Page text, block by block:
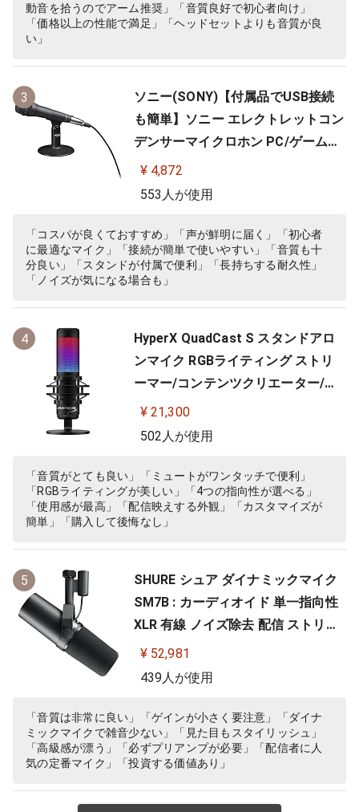
動音を拾うのでアーム推奨」「音質良好で初心者向け」
「価格以上の性能で満足」「ヘッドセットよりも音質が良
い」
3
ソニー(SONY)【付属品でUSB接続
も簡単】ソニー エレクトレットコン
デンサーマイクロホン PC/ゲーム用
ECM-PCV80U
¥ 4,872
553人が使用
「コスパが良くておすすめ」「声が鮮明に届く」「初心者
に最適なマイク」「接続が簡単で使いやすい」「音質も十
分良い」「スタンドが付属で便利」「長持ちする耐久性」
「ノイズが気になる場合も」
4
HyperX QuadCast S スタンドアロ
ンマイク RGBライティング ストリ
ーマー/コンテンツクリエーター/ゲ
ーマー向け/PC,PS4使用可能 2年保
証 HMIQ1S-XX-RG/G (4P5P7AA)
¥ 21,300
502人が使用
「音質がとても良い」「ミュートがワンタッチで便利」
「RGBライティングが美しい」「4つの指向性が選べる」
「使用感が最高」「配信映えする外観」「カスタマイズが
簡単」「購入して後悔なし」
5
SHURE シュア ダイナミックマイク
SM7B : カーディオイド 単一指向性
XLR 有線 ノイズ除去 配信 ストリー
ミング 音声 音楽 演奏 録音 レコーデ
ィング YouTube 実況 ゲーム ゲーミ
宅録 テレワーク【国内正規品/メー
カー保証2年】
¥ 52,981
439人が使用
「音質は非常に良い」「ゲインが小さく要注意」「ダイナ
ミックマイクで雑音少ない」「見た目もスタイリッシュ」
「高級感が漂う」「必ずプリアンプが必要」「配信者に人
気の定番マイク」「投資する価値あり」